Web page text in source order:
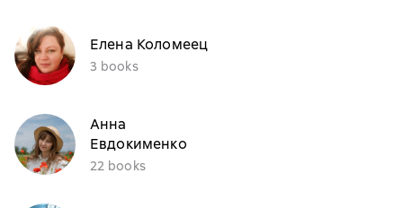
Елена Коломеец
3 books
Анна
Евдокименко
22 books